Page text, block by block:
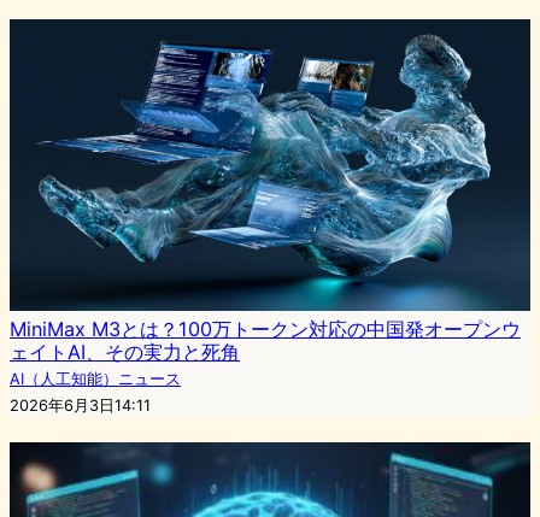
MiniMax M3とは？100万トークン対応の中国発オープンウ
ェイトAI、その実力と死角
AI（人工知能）ニュース
2026年6月3日14:11